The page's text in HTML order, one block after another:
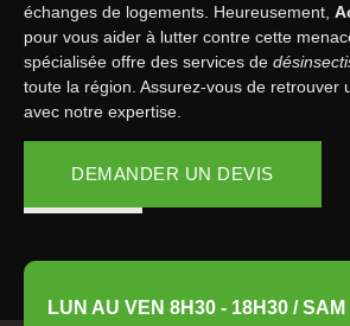
échanges de logements. Heureusement,
pour vous aider à lutter contre cette
spécialisée offre des services de
toute la région. Assurez-vous de retrouver
avec notre expertise.
DEMANDER UN DEVIS
LUN AU VEN 8H30 - 18H30 /